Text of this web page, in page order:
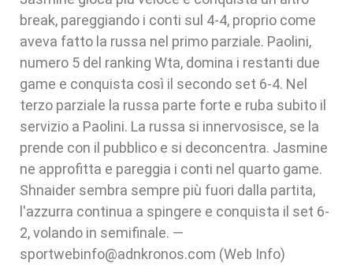
break, pareggiando i conti sul 4-4, proprio come
aveva fatto la russa nel primo parziale. Paolini,
numero 5 del ranking Wta, domina i restanti due
game e conquista così il secondo set 6-4. Nel
terzo parziale la russa parte forte e ruba subito il
servizio a Paolini. La russa si innervosisce, se la
prende con il pubblico e si deconcentra. Jasmine
ne approfitta e pareggia i conti nel quarto game.
Shnaider sembra sempre più fuori dalla partita,
l'azzurra continua a spingere e conquista il set 6-
2, volando in semifinale. —
sportwebinfo@adnkronos.com (Web Info)